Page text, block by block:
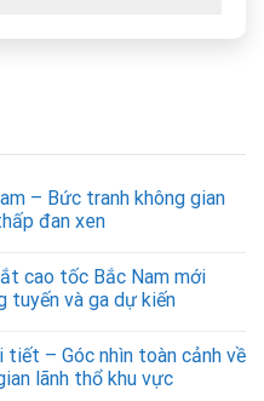
– Bức tranh không gian
đan xen
cao tốc Bắc Nam mới
tuyến và ga dự kiến
tiết – Góc nhìn toàn cảnh về
lãnh thổ khu vực